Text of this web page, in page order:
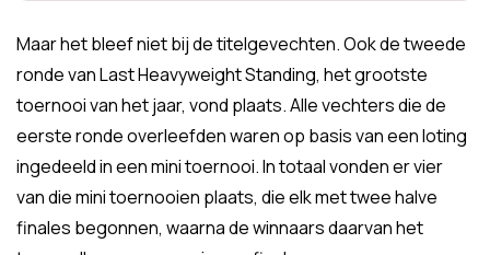
Maar het bleef niet bij de titelgevechten. Ook de tweede
ronde van Last Heavyweight Standing, het grootste
toernooi van het jaar, vond plaats. Alle vechters die de
eerste ronde overleefden waren op basis van een loting
ingedeeld in een mini toernooi. In totaal vonden er vier
van die mini toernooien plaats, die elk met twee halve
finales begonnen, waarna de winnaars daarvan het